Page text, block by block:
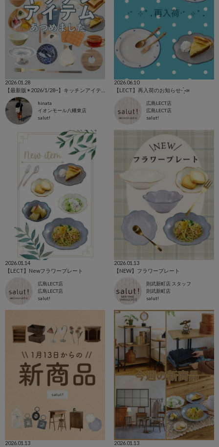
2026.01.28
hinata
イオンモール八幡東店
salut!
2026.06.10
【LECT】再入荷のお知らせ- ̗̀📣
広島LECT店
広島LECT店
salut!
2026.01.14
【LECT】Newフラワープレート
広島LECT店
広島LECT店
salut!
2026.01.13
【NEW】フラワープレート
則武新町店 スタッフ
則武新町店
salut!
2026.01.13
2026.01.13